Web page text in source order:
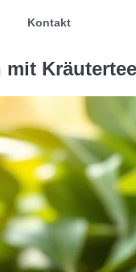
Kontakt
mit